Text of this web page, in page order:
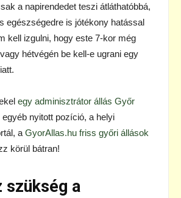
a napirendedet teszi átláthatóbbá,
egészségedre is jótékony hatással
kell izgulni, hogy este 7-kor még
hétvégén be kell-e ugrani egy
egy adminisztrátor állás Győr
nyitott pozíció, a helyi
a GyorAllas.hu friss győri állások
körül bátran!
szükség a